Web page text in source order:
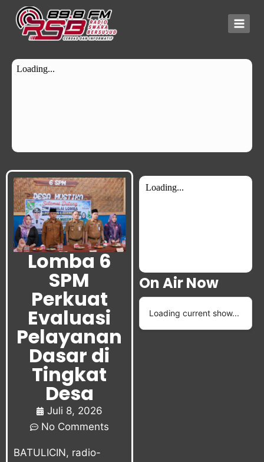
Lomba 6
SPM
Perkuat
Evaluasi
Pelayanan
Dasar di
Tingkat
Desa
Juli 8, 2026
No Comments
BATULICIN, radio-
On Air Now
Loading current show...